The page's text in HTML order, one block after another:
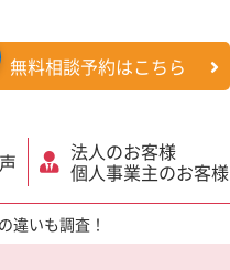
無料相談予約はこちら
法人のお客様
個人事業主のお客様
違いも調査！